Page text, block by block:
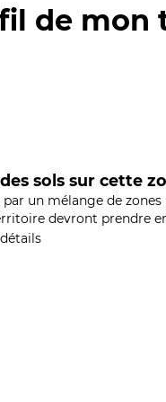
de mon
sols sur cette
un mélange de
devront prendre